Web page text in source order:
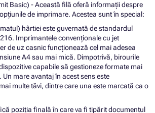
Basic) - Această filă oferă informații despre
de imprimare. Acestea sunt în special:
hârtiei este guvernată de standardul
Imprimantele convenționale cu jet
de uz casnic funcționează cel mai adesea
A4 sau mai mică. Dimpotrivă, birourile
capabile să gestioneze formate mai
mare avantaj în acest sens este
multe tăvi, dintre care una este marcată ca o
poziția finală în care va fi tipărit documentul